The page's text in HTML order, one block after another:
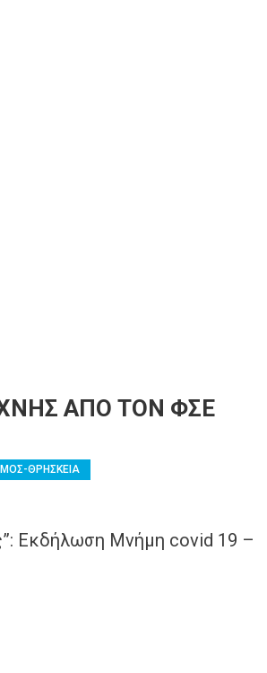
ΑΠΟ ΤΟΝ ΦΣΕ
ΘΡΗΣΚΕΙΑ
Εκδήλωση Μνήμη covid 19 –